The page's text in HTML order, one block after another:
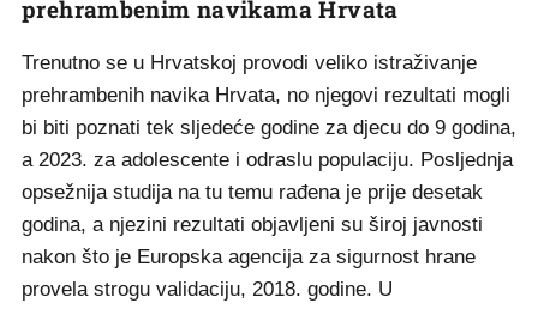
prehrambenim navikama Hrvata
Trenutno se u Hrvatskoj provodi veliko istraživanje
prehrambenih navika Hrvata, no njegovi rezultati mogli
bi biti poznati tek sljedeće godine za djecu do 9 godina,
a 2023. za adolescente i odraslu populaciju. Posljednja
opsežnija studija na tu temu rađena je prije desetak
godina, a njezini rezultati objavljeni su široj javnosti
nakon što je Europska agencija za sigurnost hrane
provela strogu validaciju, 2018. godine. U